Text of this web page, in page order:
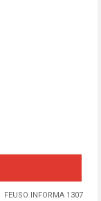
FEUSO INFORMA 1307